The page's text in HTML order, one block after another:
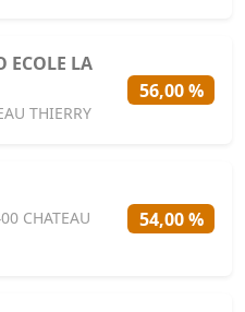
ECOLE LA
THIERRY
56,00 %
CHATEAU
54,00 %